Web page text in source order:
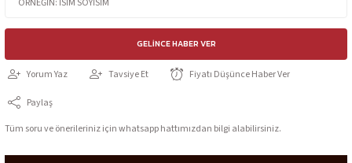
GELINCE HABER VER
Yorum Yaz Tavsiye Et Fiyatı Düşünce Haber Ver
Paylaş
Tüm soru ve önerileriniz için whatsapp hattımızdan bilgi alabilirsiniz.